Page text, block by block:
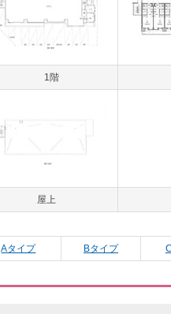
1階
屋上
Aタイプ Bタイプ